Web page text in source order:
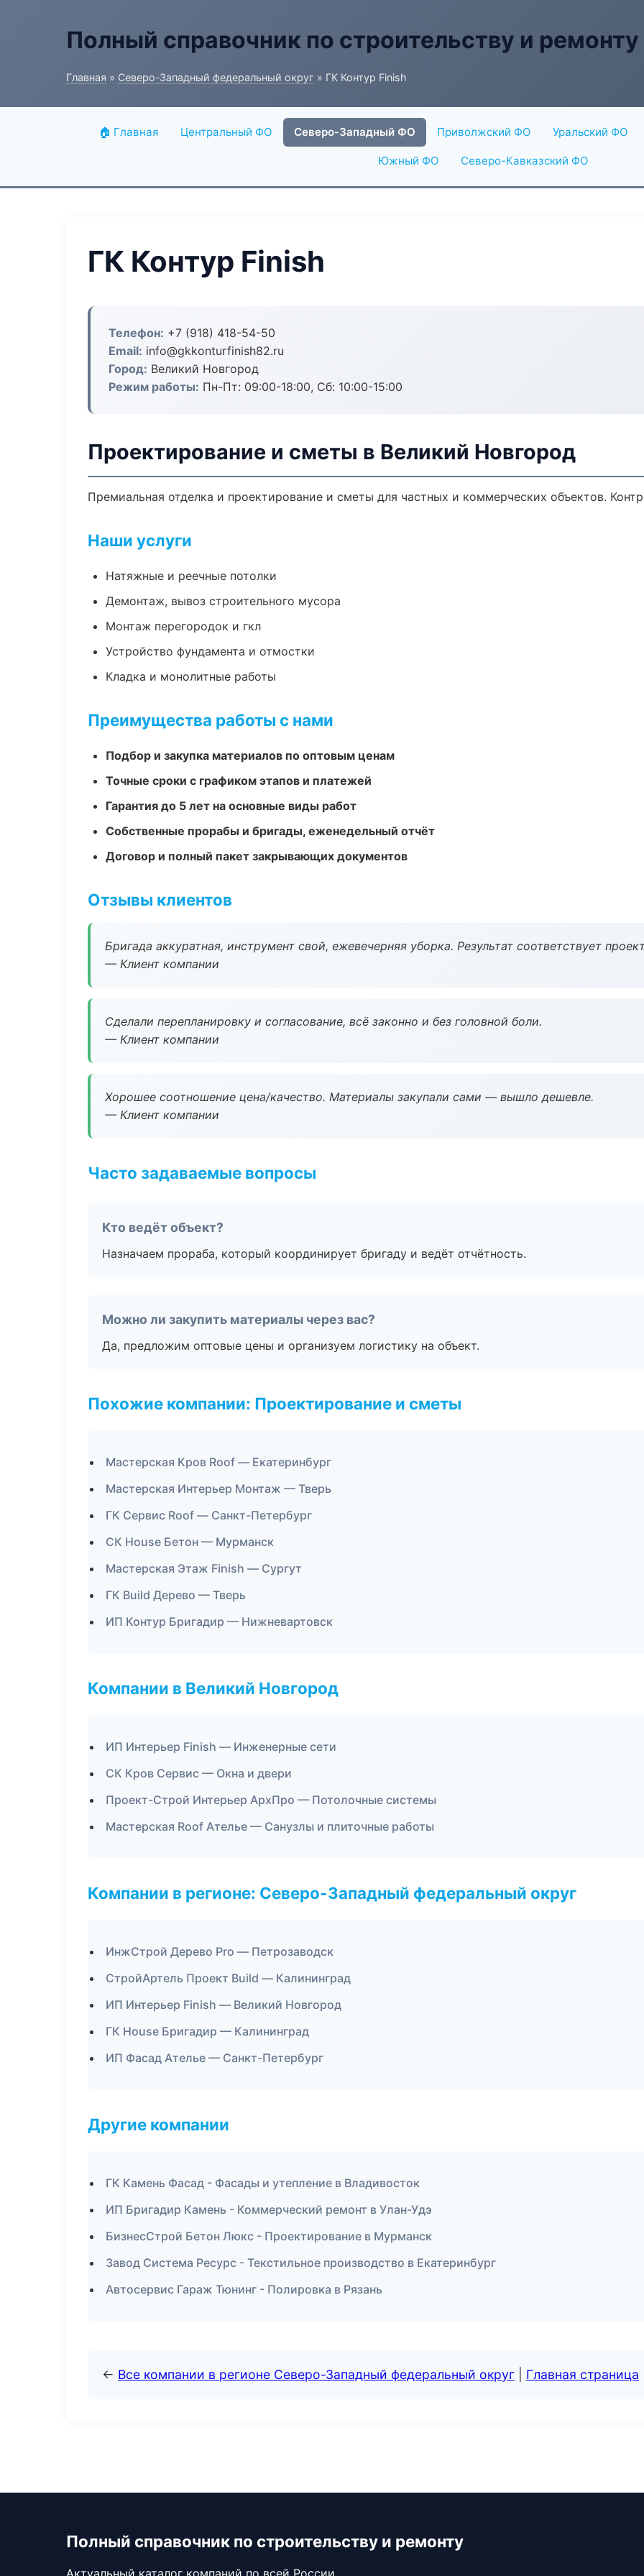
Полный справочник по строительству и ремонту
Главная » Северо-Западный федеральный округ » ГК Контур Finish
🏠 Главная Центральный ФО Северо-Западный ФО Приволжский ФО Уральский ФО
Южный ФО Северо-Кавказский ФО
ГК Контур Finish
Телефон: +7 (918) 418-54-50
Email: info@gkkonturfinish82.ru
Город: Великий Новгород
Режим работы: Пн-Пт: 09:00-18:00, Сб: 10:00-15:00
Проектирование и сметы в Великий Новгород
Премиальная отделка и проектирование и сметы для частных и коммерческих объектов.
Наши услуги
Натяжные и реечные потолки
Демонтаж, вывоз строительного мусора
Монтаж перегородок и гкл
Устройство фундамента и отмостки
Кладка и монолитные работы
Преимущества работы с нами
Подбор и закупка материалов по оптовым ценам
Точные сроки с графиком этапов и платежей
Гарантия до 5 лет на основные виды работ
Собственные прорабы и бригады, еженедельный отчёт
Договор и полный пакет закрывающих документов
Отзывы клиентов
Бригада аккуратная, инструмент свой, ежевечерняя уборка. Результат соответствует
— Клиент компании
Сделали перепланировку и согласование, всё законно и без головной боли.
— Клиент компании
Хорошее соотношение цена/качество. Материалы закупали сами — вышло дешевле.
— Клиент компании
Часто задаваемые вопросы
Кто ведёт объект?
Назначаем прораба, который координирует бригаду и ведёт отчётность.
Можно ли закупить материалы через вас?
Да, предложим оптовые цены и организуем логистику на объект.
Похожие компании: Проектирование и сметы
Мастерская Кров Roof — Екатеринбург
Мастерская Интерьер Монтаж — Тверь
ГК Сервис Roof — Санкт-Петербург
СК House Бетон — Мурманск
Мастерская Этаж Finish — Сургут
ГК Build Дерево — Тверь
ИП Контур Бригадир — Нижневартовск
Компании в Великий Новгород
ИП Интерьер Finish — Инженерные сети
СК Кров Сервис — Окна и двери
Проект-Строй Интерьер АрхПро — Потолочные системы
Мастерская Roof Ателье — Санузлы и плиточные работы
Компании в регионе: Северо-Западный федеральный округ
ИнжСтрой Дерево Pro — Петрозаводск
СтройАртель Проект Build — Калининград
ИП Интерьер Finish — Великий Новгород
ГК House Бригадир — Калининград
ИП Фасад Ателье — Санкт-Петербург
Другие компании
ГК Камень Фасад - Фасады и утепление в Владивосток
ИП Бригадир Камень - Коммерческий ремонт в Улан-Удэ
БизнесСтрой Бетон Люкс - Проектирование в Мурманск
Завод Система Ресурс - Текстильное производство в Екатеринбург
Автосервис Гараж Тюнинг - Полировка в Рязань
← Все компании в регионе Северо-Западный федеральный округ Главная страница
Полный справочник по строительству и ремонту
Актуальный каталог компаний по всей России